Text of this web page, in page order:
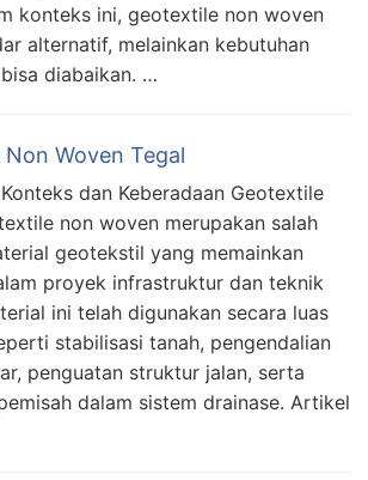
konteks ini, geotextile non woven
alternatif, melainkan kebutuhan
diabaikan. …
Woven Tegal
Konteks dan Keberadaan Geotextile
non woven merupakan salah
geotekstil yang memainkan
proyek infrastruktur dan teknik
ini telah digunakan secara luas
stabilisasi tanah, pengendalian
penguatan struktur jalan, serta
dalam sistem drainase. Artikel